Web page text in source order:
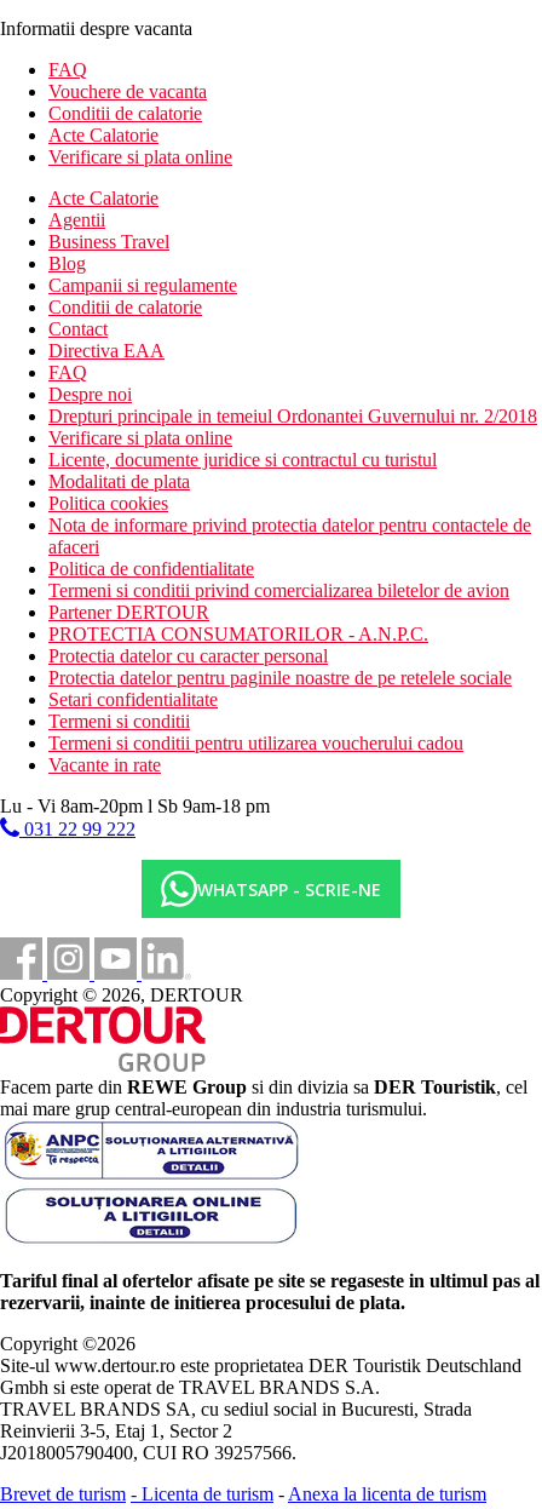
Informatii despre vacanta
FAQ
Vouchere de vacanta
Conditii de calatorie
Acte Calatorie
Verificare si plata online
Acte Calatorie
Agentii
Business Travel
Blog
Campanii si regulamente
Conditii de calatorie
Contact
Directiva EAA
FAQ
Despre noi
Drepturi principale in temeiul Ordonantei Guvernului nr. 2/2018
Verificare si plata online
Licente, documente juridice si contractul cu turistul
Modalitati de plata
Politica cookies
Nota de informare privind protectia datelor pentru contactele de
afaceri
Politica de confidentialitate
Termeni si conditii privind comercializarea biletelor de avion
Partener DERTOUR
PROTECTIA CONSUMATORILOR - A.N.P.C.
Protectia datelor cu caracter personal
Protectia datelor pentru paginile noastre de pe retelele sociale
Setari confidentialitate
Termeni si conditii
Termeni si conditii pentru utilizarea voucherului cadou
Vacante in rate
Lu - Vi 8am-20pm l Sb 9am-18 pm
031 22 99 222
WHATSAPP - SCRIE-NE
Copyright © 2026, DERTOUR
Facem parte din REWE Group si din divizia sa DER Touristik, cel
mai mare grup central-european din industria turismului.
Tariful final al ofertelor afisate pe site se regaseste in ultimul pas al
rezervarii, inainte de initierea procesului de plata.
Copyright ©2026
Site-ul www.dertour.ro este proprietatea DER Touristik Deutschland
Gmbh si este operat de TRAVEL BRANDS S.A.
TRAVEL BRANDS SA, cu sediul social in Bucuresti, Strada
Reinvierii 3-5, Etaj 1, Sector 2
J2018005790400, CUI RO 39257566.
Brevet de turism - Licenta de turism - Anexa la licenta de turism